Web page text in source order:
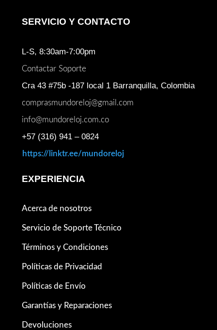
SERVICIO Y CONTACTO
L-S, 8:30am-7:00pm
Contactar Soporte
Cra 43 #75b -187 local 1 Barranquilla, Colombia
comprasmundoreloj@gmail.com
info@mundoreloj.com.co
+57 (316) 941 – 0824
https://linktr.ee/mundoreloj
EXPERIENCIA
Acerca de nosotros
Servicio de Soporte Técnico
Términos y Condiciones
Políticas de Privacidad
Políticas de Envío
Garantías y Reparaciones
Devoluciones